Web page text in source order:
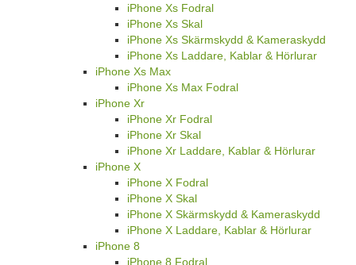
iPhone Xs Fodral
iPhone Xs Skal
iPhone Xs Skärmskydd & Kameraskydd
iPhone Xs Laddare, Kablar & Hörlurar
iPhone Xs Max
iPhone Xs Max Fodral
iPhone Xr
iPhone Xr Fodral
iPhone Xr Skal
iPhone Xr Laddare, Kablar & Hörlurar
iPhone X
iPhone X Fodral
iPhone X Skal
iPhone X Skärmskydd & Kameraskydd
iPhone X Laddare, Kablar & Hörlurar
iPhone 8
iPhone 8 Fodral